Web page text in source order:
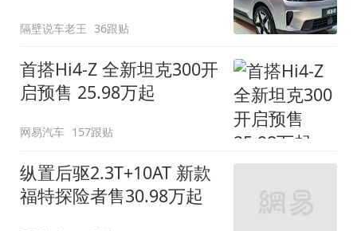
隔壁说车老王 36跟贴
首搭Hi4-Z 全新坦克300开
启预售 25.98万起
网易汽车 157跟贴
纵置后驱2.3T+10AT 新款
福特探险者售30.98万起